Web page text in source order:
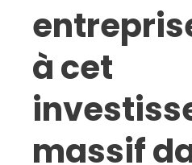
à cet
massif